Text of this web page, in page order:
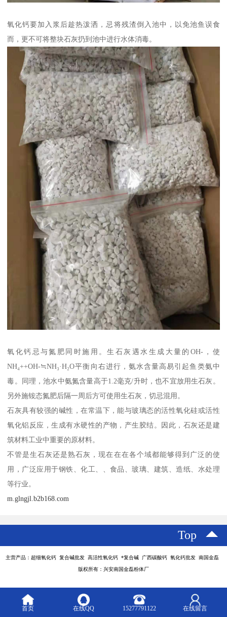
氧化钙要加入浆后趁热泼洒，忌将残渣倒入池中，以免池鱼误食
而，更不可将整块石灰扔到池中进行水体消毒。
氧化钙忌与氮肥同时施用。生石灰遇水生成大量的OH-，使
NH₄++OH-≒NH₃·H₂O平衡向右进行，氨水含量高易引起鱼类氨中
毒。同理，池水中氨氮含量高于1.2毫克/升时，也不宜放用生石灰。
另外施铵态氮肥后隔一周后方可使用生石灰，切忌混用。
石灰具有较强的碱性，在常温下，能与玻璃态的活性氧化硅或活性
氧化铝反应，生成有水硬性的产物，产生胶结。因此，石灰还是建
筑材料工业中重要的原材料。
不管是生石灰还是熟石灰，现在在在各个域都能够得到广泛的使
用，广泛应用于钢铁、化工、、食品、玻璃、建筑、造纸、水处理
等行业。
m.glngjl.b2b168.com
Top
主营产品：超细氧化钙 复合碱批发 高活性氧化钙 *复合碱 广西碳酸钙 氧化钙批发 南国金磊
版权所有：兴安南国金磊粉体厂
首页 在线QQ 15277791122 在线留言